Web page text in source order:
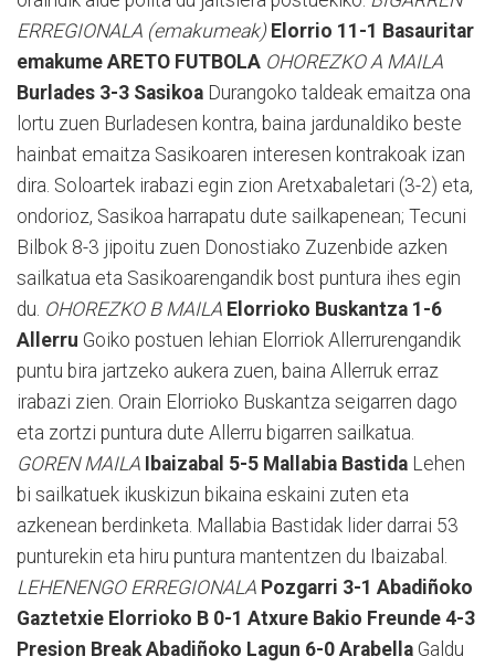
ERREGIONALA (emakumeak) Elorrio 11-1 Basauritar
emakume ARETO FUTBOLA OHOREZKO A MAILA
Burlades 3-3 Sasikoa Durangoko taldeak emaitza ona
lortu zuen Burladesen kontra, baina jardunaldiko beste
hainbat emaitza Sasikoaren interesen kontrakoak izan
dira. Soloartek irabazi egin zion Aretxabaletari (3-2) eta,
ondorioz, Sasikoa harrapatu dute sailkapenean; Tecuni
Bilbok 8-3 jipoitu zuen Donostiako Zuzenbide azken
sailkatua eta Sasikoarengandik bost puntura ihes egin
du. OHOREZKO B MAILA Elorrioko Buskantza 1-6
Allerru Goiko postuen lehian Elorriok Allerrurengandik
puntu bira jartzeko aukera zuen, baina Allerruk erraz
irabazi zien. Orain Elorrioko Buskantza seigarren dago
eta zortzi puntura dute Allerru bigarren sailkatua.
GOREN MAILA Ibaizabal 5-5 Mallabia Bastida Lehen
bi sailkatuek ikuskizun bikaina eskaini zuten eta
azkenean berdinketa. Mallabia Bastidak lider darrai 53
punturekin eta hiru puntura mantentzen du Ibaizabal.
LEHENENGO ERREGIONALA Pozgarri 3-1 Abadiñoko
Gaztetxie Elorrioko B 0-1 Atxure Bakio Freunde 4-3
Presion Break Abadiñoko Lagun 6-0 Arabella Galdu